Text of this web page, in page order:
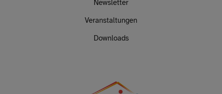
Newsletter
Veranstaltungen
Downloads